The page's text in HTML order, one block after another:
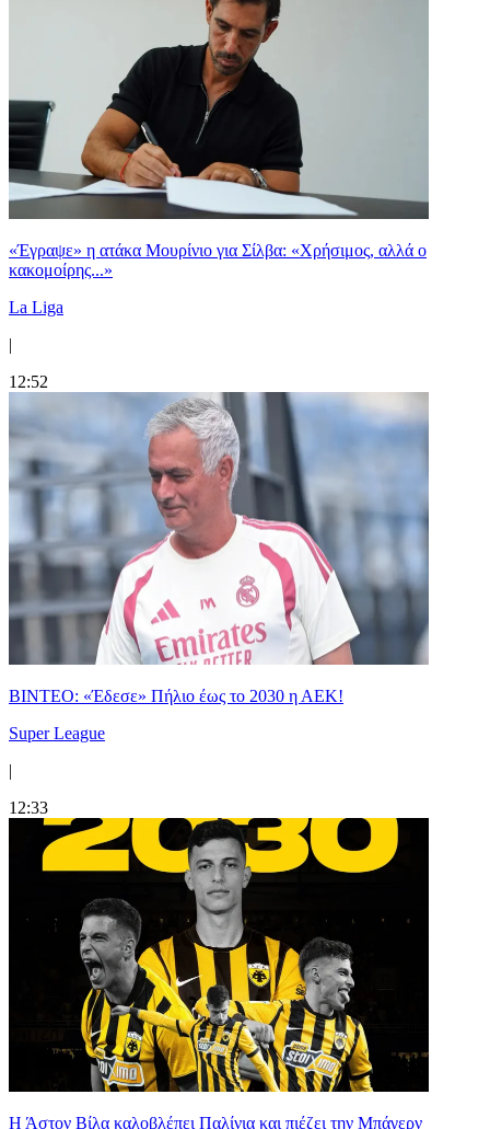
«Έγραψε» η ατάκα Μουρίνιο για Σίλβα: «Χρήσιμος, αλλά ο
κακομοίρης...»
La Liga
|
12:52
ΒΙΝΤΕΟ: «Έδεσε» Πήλιο έως το 2030 η ΑΕΚ!
Super League
|
12:33
Η Άστον Βίλα καλοβλέπει Παλίνια και πιέζει την Μπάγερν